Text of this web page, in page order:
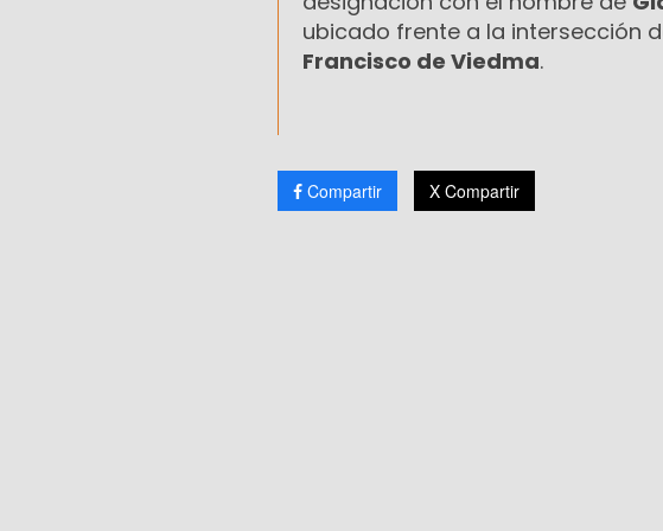
ubicado frente a la intersección
Francisco de Viedma.
Compartir X Compartir